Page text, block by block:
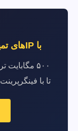
با IPهای تمیز فینگرپرینت را شکست دهید
تا با فینگرپرینت TLS در سطح مرورگر جفتشان کنید.